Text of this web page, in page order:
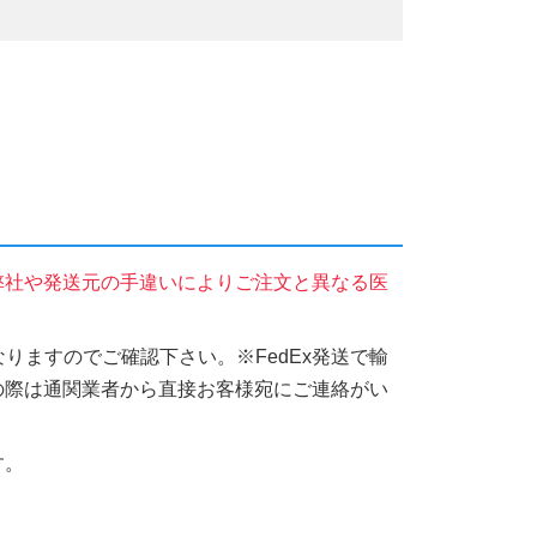
や発送元の手違いによりご注文と異なる医
ますのでご確認下さい。※FedEx発送で輸
は通関業者から直接お客様宛にご連絡がい